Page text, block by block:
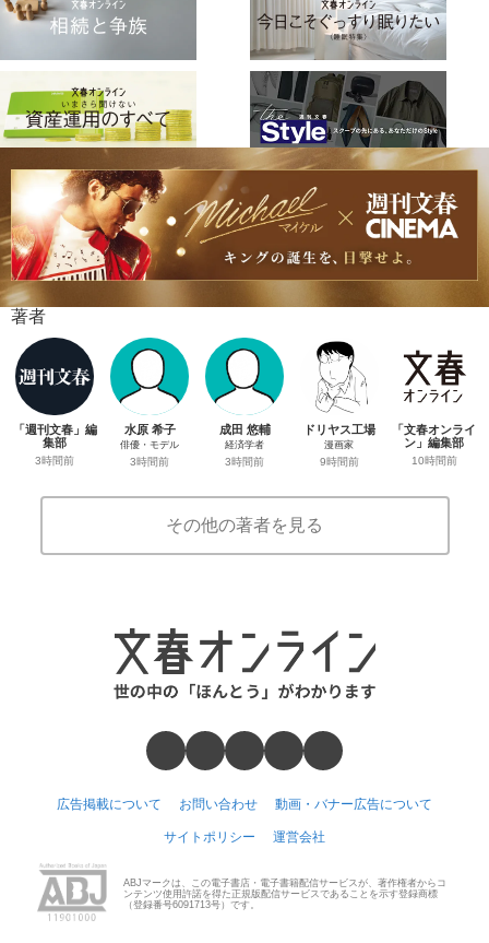
著者
「週刊文春」編
集部
3時間前
水原 希子
俳優・モデル
3時間前
成田 悠輔
経済学者
3時間前
ドリヤス工場
漫画家
9時間前
「文春オンライ
ン」編集部
10時間前
その他の著者を見る
広告掲載について お問い合わせ 動画・バナー広告について
サイトポリシー 運営会社
ABJマークは、この電子書店・電子書籍配信サービスが、著作権者からコ
ンテンツ使用許諾を得た正規版配信サービスであることを示す登録商標
（登録番号6091713号）です。